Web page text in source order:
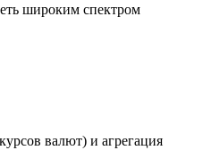
широким спектром
валют) и агрегация